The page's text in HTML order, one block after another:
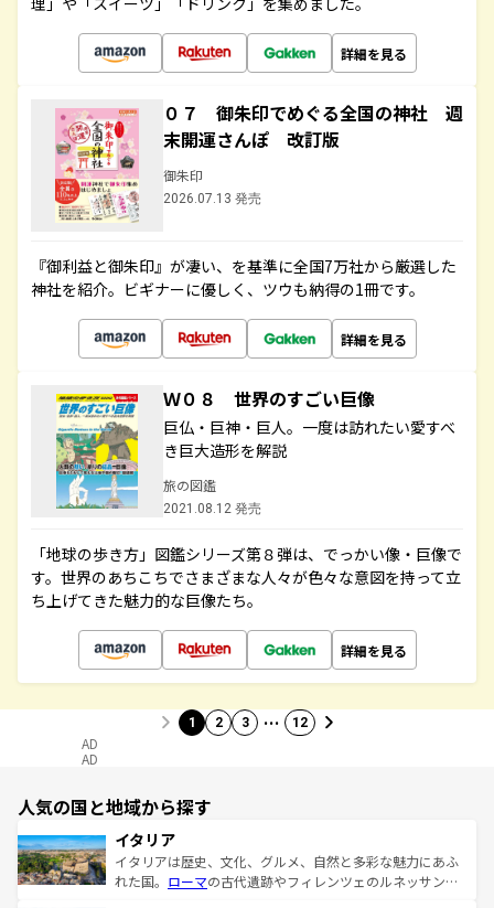
詳細を見る
０７ 御朱印でめぐる全国の神社 週
末開運さんぽ 改訂版
御朱印
2026.07.13 発売
『御利益と御朱印』が凄い、を基準に全国7万社から厳選した
神社を紹介。ビギナーに優しく、ツウも納得の1冊です。
詳細を見る
Ｗ０８ 世界のすごい巨像
巨仏・巨神・巨人。一度は訪れたい愛すべ
き巨大造形を解説
旅の図鑑
2021.08.12 発売
「地球の歩き方」図鑑シリーズ第８弾は、でっかい像・巨像で
す。世界のあちこちでさまざまな人々が色々な意図を持って立
ち上げてきた魅力的な巨像たち。
詳細を見る
1 2 3 … 12
AD
AD
人気の国と地域から探す
イタリア
イタリアは歴史、文化、グルメ、自然と多彩な魅力にあふ
れた国。 ローマの古代遺跡やフィレンツェのルネッサンス